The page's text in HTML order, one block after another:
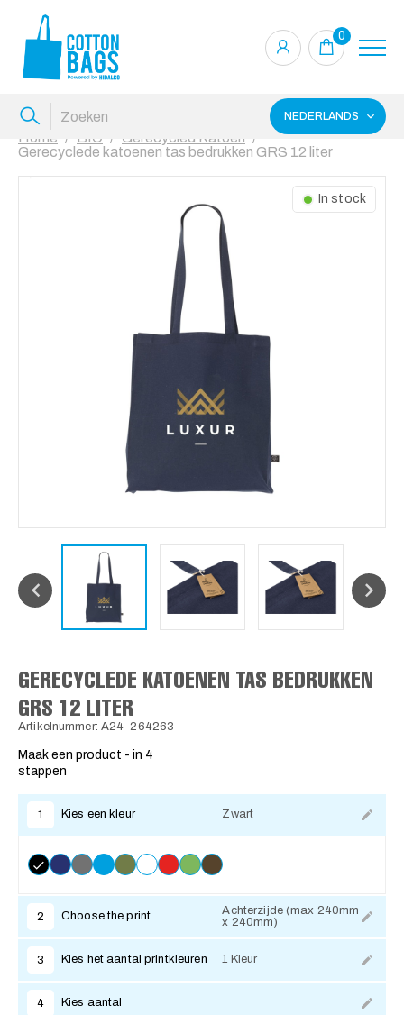
0
NEDERLANDS
Home BIO
Gerecycled Katoen
Gerecyclede katoenen tas bedrukken GRS 12 liter
In stock
GERECYCLEDE KATOENEN TAS BEDRUKKEN
GRS 12 LITER
Artikelnummer: A24-264263
Maak een product - in 4
stappen
1 Kies een kleur Zwart
2 Choose the print
Achterzijde (max 240mm
x 240mm)
3 Kies het aantal printkleuren 1 Kleur
4 Kies aantal